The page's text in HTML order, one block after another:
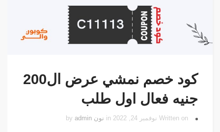
كود خصم نمشي عرض ال200
جنيه فعال اول طلب
Written on نوفمبر 24, 2022 in نون admin